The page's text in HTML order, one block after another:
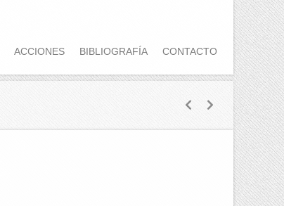
ACCIONES BIBLIOGRAFÍA CONTACTO